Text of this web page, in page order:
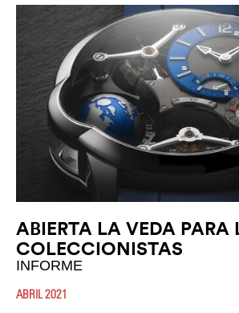
ABIERTA LA VEDA PARA
COLECCIONISTAS
INFORME
ABRIL 2021